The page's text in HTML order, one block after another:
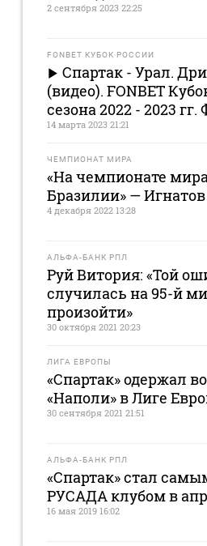
2 сентября 2023 22:25
FONBET КУБОК РОССИИ
Спартак - Урал.
(видео). FONBET
сезона 2022 - 2023 гг.
14 марта 2023 21:21
ЧЕМПИОНАТ МИРА
«На чемпионате
Бразилии» — Игнатов
4 декабря 2022 13:28
АЛЬФА-БАНК РПЛ
Руй Витория: «Той
случилась на 95-й
произойти»
30 октября 2021 20:23
ЛИГА ЕВРОПЫ
«Спартак» одержал
«Наполи» в Лиге
30 сентября 2021 21:51
АЛЬФА-БАНК РПЛ
«Спартак» стал
РУСАДА клубом в
16 мая 2019 16:02